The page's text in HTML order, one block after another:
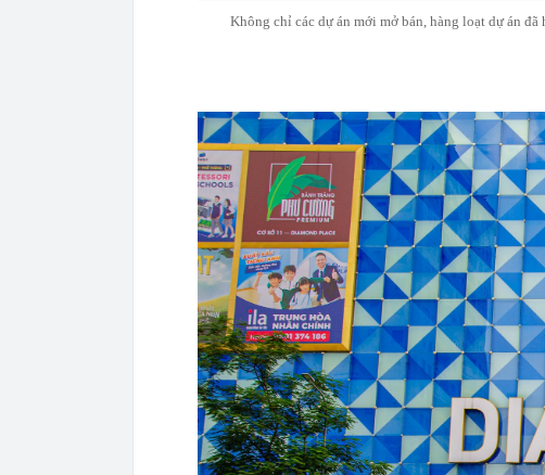
Không chỉ các dự án mới mở bán, hàng loạt dự án